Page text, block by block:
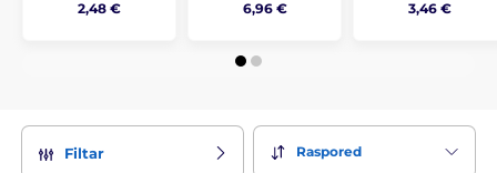
2,48 €
6,96 €
3,46 €
Filtar Raspored